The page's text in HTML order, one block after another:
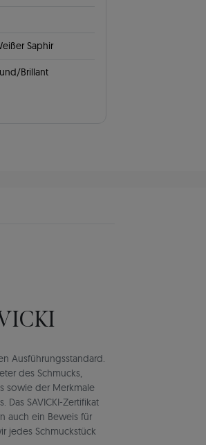
Saphir
Brillant
Ausführungsstandard.
des Schmucks,
sowie der Merkmale
SAVICKI-Zertifikat
auch ein Beweis für
jedes Schmuckstück